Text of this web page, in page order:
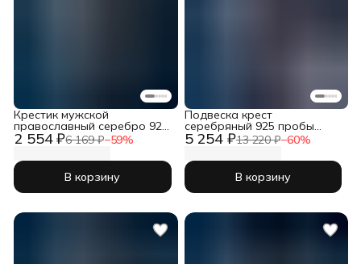
2 554 ₽6 169 ₽−59%
Крестик мужской
православный серебро 925
пробы
В корзину
5 254 ₽13 220 ₽−60%
Подвеска крест
серебряный 925 пробы
православный
В корзину